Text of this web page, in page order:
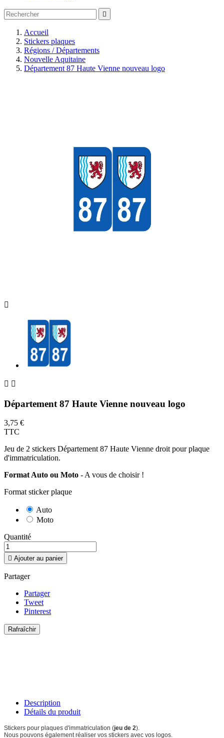

Accueil
Stickers plaques
Régions / Départements
Nouvelle Aquitaine
Département 87 Haute Vienne nouveau logo

 
Département 87 Haute Vienne nouveau logo
3,75 €
TTC
Jeu de 2 stickers Département 87 Haute Vienne droit pour plaque
d'immatriculation.
Format Auto ou Moto - A vous de choisir !
Format sticker plaque
Auto
Moto
Quantité
 Ajouter au panier
Partager
Partager
Tweet
Pinterest
Description
Détails du produit
Stickers pour plaques d'immatriculation (jeu de 2).
Nous pouvons également réaliser vos stickers avec vos logos.